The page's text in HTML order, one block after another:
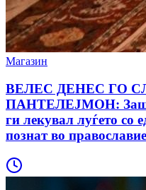
Магазин
ВЕЛЕС ДЕНЕС ГО
ПАНТЕЛЕЈМОН:
ги лекувал луѓето со
познат во